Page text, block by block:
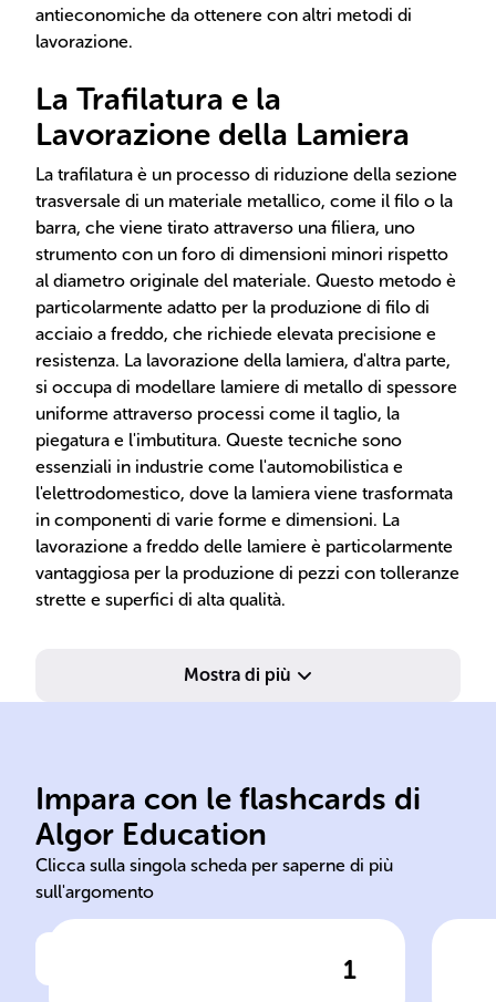
antieconomiche da ottenere con altri metodi di
lavorazione.
La Trafilatura e la
Lavorazione della Lamiera
La trafilatura è un processo di riduzione della sezione
trasversale di un materiale metallico, come il filo o la
barra, che viene tirato attraverso una filiera, uno
strumento con un foro di dimensioni minori rispetto
al diametro originale del materiale. Questo metodo è
particolarmente adatto per la produzione di filo di
acciaio a freddo, che richiede elevata precisione e
resistenza. La lavorazione della lamiera, d'altra parte,
si occupa di modellare lamiere di metallo di spessore
uniforme attraverso processi come il taglio, la
piegatura e l'imbutitura. Queste tecniche sono
essenziali in industrie come l'automobilistica e
l'elettrodomestico, dove la lamiera viene trasformata
in componenti di varie forme e dimensioni. La
lavorazione a freddo delle lamiere è particolarmente
vantaggiosa per la produzione di pezzi con tolleranze
strette e superfici di alta qualità.
Mostra di più
Impara con le flashcards di
Algor Education
Clicca sulla singola scheda per saperne di più
sull'argomento
1
Stampaggio dei metalli
Tecnica che usa stampi per
deformare il metallo, spesso
a caldo, fino a ottenere la